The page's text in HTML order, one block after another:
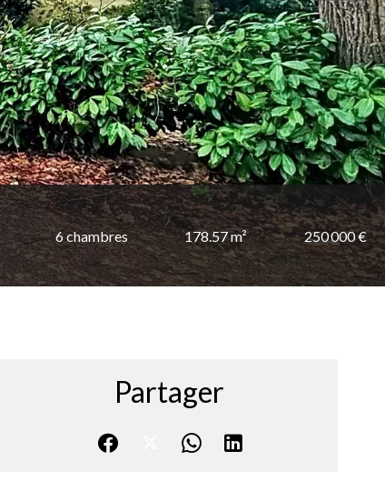
6 chambres 178.57 m² 250 000 €
Partager